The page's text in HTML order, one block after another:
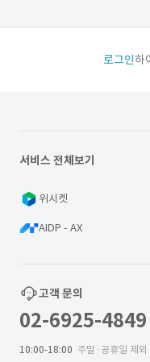
로그인하
서비스 전체보기
위시켓
AIDP - AX
고객 문의
02-6925-4849
10:00-18:00 주말·공휴일 제외